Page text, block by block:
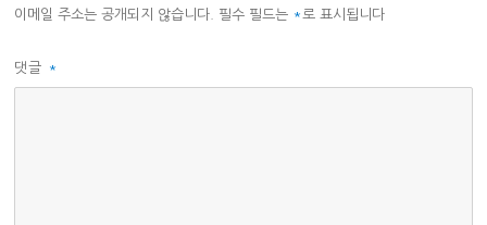
이메일 주소는 공개되지 않습니다. 필수 필드는 *로 표시됩니다
댓글 *